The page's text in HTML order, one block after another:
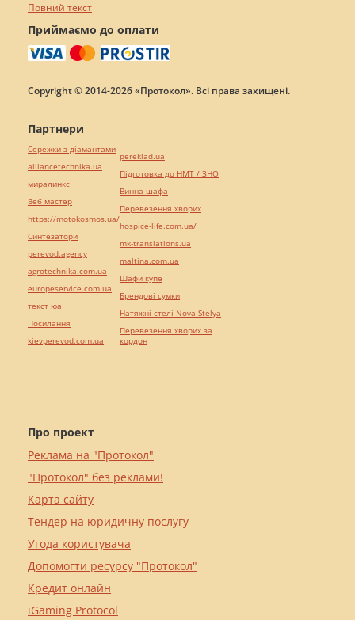
Повний текст
Приймаємо до оплати
Copyright © 2014-2026 «Протокол». Всі права захищені.
Про проект
Реклама на "Протокол"
"Протокол" без реклами!
Карта сайту
Тендер на юридичну послугу
Угода користувача
Допомогти ресурсу "Протокол"
Кредит онлайн
iGaming Protocol
Партнери
Сережки з діамантами
alliancetechnika.ua
миралинкс
Веб мастер
https://motokosmos.ua/
Синтезатори
perevod.agency
agrotechnika.com.ua
europeservice.com.ua
текст юа
Посилання
kievperevod.com.ua
pereklad.ua
Підготовка до НМТ / ЗНО
Винна шафа
Перевезення хворих
hospice-life.com.ua/
mk-translations.ua
maltina.com.ua
Шафи купе
Брендові сумки
Натяжні стелі Nova Stelya
Перевезення хворих за
кордон